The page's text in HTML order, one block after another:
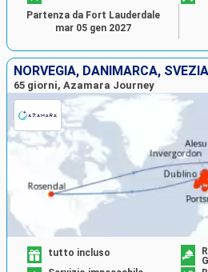
Partenza da Fort Lauderdale
mar 05 gen 2027
65 giorni, Azamara Journey
tutto incluso